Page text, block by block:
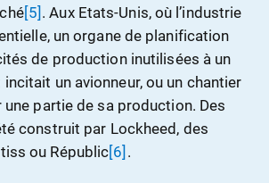
[5] . Aux Etats-Unis, où l’industrie
un organe de planification
de production inutilisées à un
un avionneur, ou un chantier
une partie de sa production. Des
construit par Lockheed, des
ou Républic[6] .